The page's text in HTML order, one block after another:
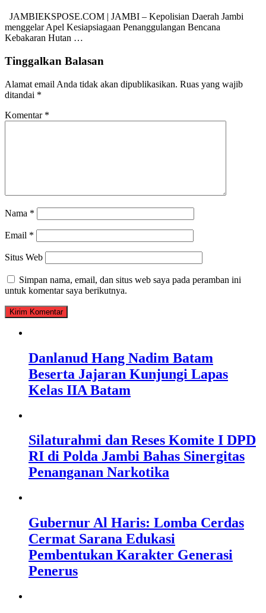
JAMBIEKSPOSE.COM | JAMBI – Kepolisian Daerah Jambi
menggelar Apel Kesiapsiagaan Penanggulangan Bencana
Kebakaran Hutan …
Tinggalkan Balasan
Alamat email Anda tidak akan dipublikasikan. Ruas yang wajib
ditandai *
Komentar *
Nama *
Email *
Situs Web
Simpan nama, email, dan situs web saya pada peramban ini
untuk komentar saya berikutnya.
Danlanud Hang Nadim Batam
Beserta Jajaran Kunjungi Lapas
Kelas IIA Batam
Silaturahmi dan Reses Komite I DPD
RI di Polda Jambi Bahas Sinergitas
Penanganan Narkotika
Gubernur Al Haris: Lomba Cerdas
Cermat Sarana Edukasi
Pembentukan Karakter Generasi
Penerus